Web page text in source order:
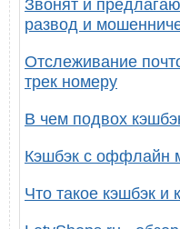
Звонят и
развод и
Отслеживание
трек номеру
В чем подвох
Кэшбэк с оффлайн
Что такое кэшбэк и